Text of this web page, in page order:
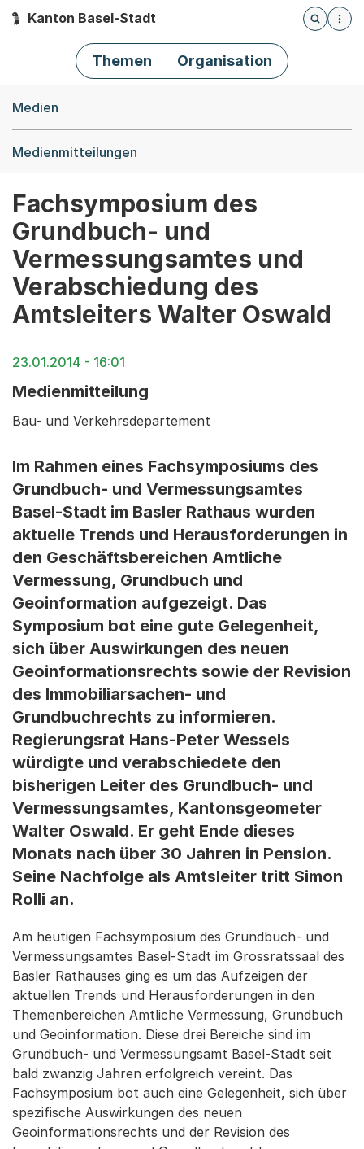
Hauptnavigation
Kanton Basel-Stadt
Öffnet
Themen Organisation
Medien
Medienmitteilungen
Fachsymposium des
Grundbuch- und
Vermessungsamtes und
Verabschiedung des
Amtsleiters Walter Oswald
23.01.2014 - 16:01
Medienmitteilung
Bau- und Verkehrsdepartement
Im Rahmen eines Fachsymposiums des
Grundbuch- und Vermessungsamtes
Basel-Stadt im Basler Rathaus wurden
aktuelle Trends und Herausforderungen in
den Geschäftsbereichen Amtliche
Vermessung, Grundbuch und
Geoinformation aufgezeigt. Das
Symposium bot eine gute Gelegenheit,
sich über Auswirkungen des neuen
Geoinformationsrechts sowie der Revision
des Immobiliarsachen- und
Grundbuchrechts zu informieren.
Regierungsrat Hans-Peter Wessels
würdigte und verabschiedete den
bisherigen Leiter des Grundbuch- und
Vermessungsamtes, Kantonsgeometer
Walter Oswald. Er geht Ende dieses
Monats nach über 30 Jahren in Pension.
Seine Nachfolge als Amtsleiter tritt Simon
Rolli an.
Am heutigen Fachsymposium des Grundbuch- und
Vermessungsamtes Basel-Stadt im Grossratssaal des
Basler Rathauses ging es um das Aufzeigen der
aktuellen Trends und Herausforderungen in den
Themenbereichen Amtliche Vermessung, Grundbuch
und Geoinformation. Diese drei Bereiche sind im
Grundbuch- und Vermessungsamt Basel-Stadt seit
bald zwanzig Jahren erfolgreich vereint. Das
Fachsymposium bot auch eine Gelegenheit, sich über
spezifische Auswirkungen des neuen
Geoinformationsrechts und der Revision des